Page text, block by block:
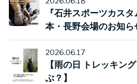
『石井スポーツカス
本・長野会場のお知ら
2026.06.17
【雨の日 トレッキン
ぶ？】